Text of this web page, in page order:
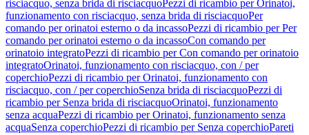
risciacquo, senza brida di risciacquoPezzi di ricambio per Orinatoi,
funzionamento con risciacquo, senza brida di risciacquoPer
comando per orinatoi esterno o da incassoPezzi di ricambio per Per
comando per orinatoi esterno o da incassoCon comando per
orinatoio integratoPezzi di ricambio per Con comando per orinatoio
integratoOrinatoi, funzionamento con risciacquo, con / per
coperchioPezzi di ricambio per Orinatoi, funzionamento con
risciacquo, con / per coperchioSenza brida di risciacquoPezzi di
ricambio per Senza brida di risciacquoOrinatoi, funzionamento
senza acquaPezzi di ricambio per Orinatoi, funzionamento senza
acquaSenza coperchioPezzi di ricambio per Senza coperchioPareti